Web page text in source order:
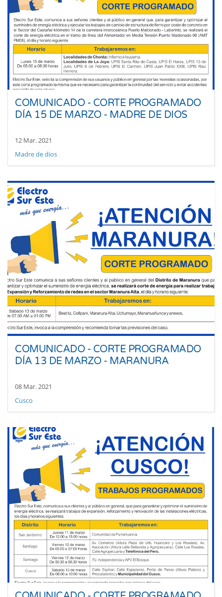
COMUNICADO - CORTE PROGRAMADO
DÍA 15 DE MARZO - MADRE DE DIOS
12 Mar. 2021
Madre de dios
COMUNICADO - CORTE PROGRAMADO
DÍA 13 DE MARZO - MARANURA
08 Mar. 2021
Cusco